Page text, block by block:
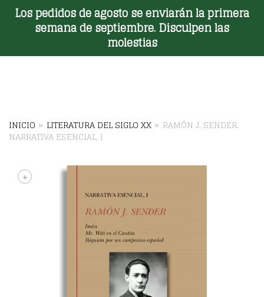
Los pedidos de agosto se enviarán la primera
semana de septiembre. Disculpen las
molestias
Toggle Menu
INICIO » LITERATURA DEL SIGLO XX » RAMÓN J. SENDER.
NARRATIVA ESENCIAL, I
+